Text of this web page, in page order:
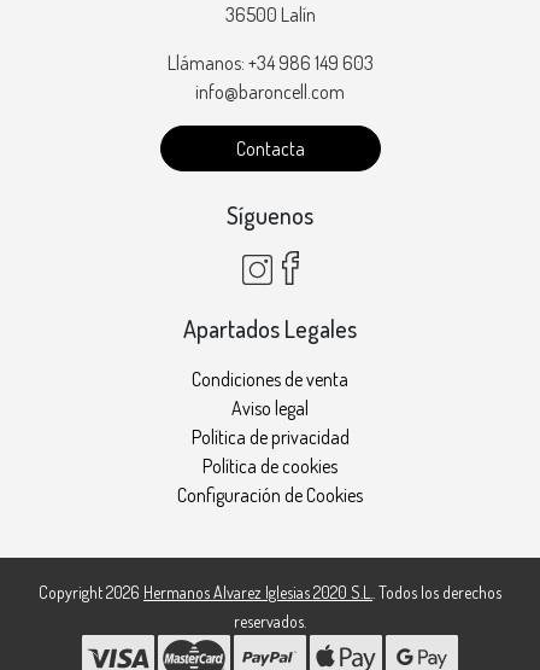
36500 Lalín
Llámanos: +34 986 149 603
info@baroncell.com
Contacta
Síguenos
Apartados Legales
Condiciones de venta
Aviso legal
Política de privacidad
Política de cookies
Configuración de Cookies
Copyright 2026 Hermanos Alvarez Iglesias 2020 S.L.. Todos los derechos
reservados.